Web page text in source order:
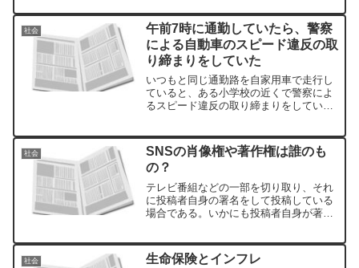
社会
午前7時に通勤していたら、警察
による自動車のスピード違反の取
り締まりをしていた
いつもと同じ通勤路を自家用車で走行し
ていると、ある小学校の近くで警察によ
るスピード違反の取り締まりをしてい
たが、対向車の1台が警察官によって停車
させられていた。
社会
SNSの肖像権や著作権は誰のも
の？
テレビ番組などの一部を切り取り、それ
に投稿者自身の署名をして投稿している
場合である。いかにも投稿者自身が著作
権はテレビ番組などを製作した会社など
である。
社会 生命保険とインフレ